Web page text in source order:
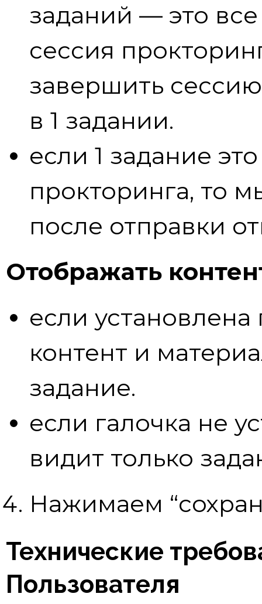
заданий — это
сессия
завершить
в 1 задании.
если 1 задание
прокторинга, то
после отправки
Отображать
если установлена
контент и
задание.
если галочка не
видит только
Нажимаем
Технические
Пользователя